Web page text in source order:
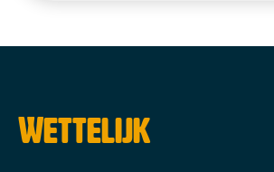
Wettelijk